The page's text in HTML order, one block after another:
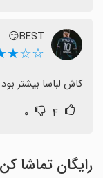
BEST😏
کاش لباسا بیشتر
۴ ۰
رایگان تماشا کن